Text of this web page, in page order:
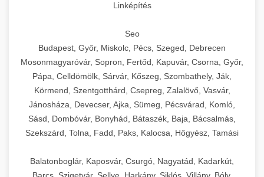
Linképítés
Seo
Budapest, Győr, Miskolc, Pécs, Szeged, Debrecen
Mosonmagyaróvár, Sopron, Fertőd, Kapuvár, Csorna, Győr,
Pápa, Celldömölk, Sárvár, Kőszeg, Szombathely, Ják,
Körmend, Szentgotthárd, Csepreg, Zalalövő, Vasvár,
Jánosháza, Devecser, Ajka, Sümeg, Pécsvárad, Komló,
Sásd, Dombóvár, Bonyhád, Bátaszék, Baja, Bácsalmás,
Szekszárd, Tolna, Fadd, Paks, Kalocsa, Hőgyész, Tamási
Balatonboglár, Kaposvár, Csurgó, Nagyatád, Kadarkút,